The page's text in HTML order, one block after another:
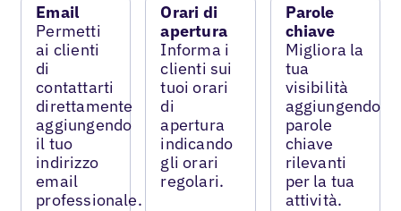
Email
Permetti
ai clienti
di
contattarti
direttamente
aggiungendo
il tuo
indirizzo
email
professionale.
Orari di
apertura
Informa i
clienti sui
tuoi orari
di
apertura
indicando
gli orari
regolari.
Parole
chiave
Migliora la
tua
visibilità
aggiungendo
parole
chiave
rilevanti
per la tua
attività.